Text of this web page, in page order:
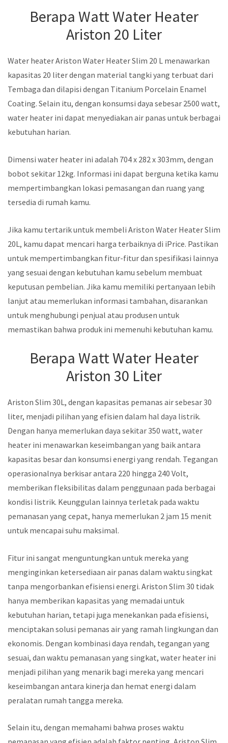
Berapa Watt Water Heater
Ariston 20 Liter
Water heater Ariston Water Heater Slim 20 L menawarkan
kapasitas 20 liter dengan material tangki yang terbuat dari
Tembaga dan dilapisi dengan Titanium Porcelain Enamel
Coating. Selain itu, dengan konsumsi daya sebesar 2500 watt,
water heater ini dapat menyediakan air panas untuk berbagai
kebutuhan harian.
Dimensi water heater ini adalah 704 x 282 x 303mm, dengan
bobot sekitar 12kg. Informasi ini dapat berguna ketika kamu
mempertimbangkan lokasi pemasangan dan ruang yang
tersedia di rumah kamu.
Jika kamu tertarik untuk membeli Ariston Water Heater Slim
20L, kamu dapat mencari harga terbaiknya di iPrice. Pastikan
untuk mempertimbangkan fitur-fitur dan spesifikasi lainnya
yang sesuai dengan kebutuhan kamu sebelum membuat
keputusan pembelian. Jika kamu memiliki pertanyaan lebih
lanjut atau memerlukan informasi tambahan, disarankan
untuk menghubungi penjual atau produsen untuk
memastikan bahwa produk ini memenuhi kebutuhan kamu.
Berapa Watt Water Heater
Ariston 30 Liter
Ariston Slim 30L, dengan kapasitas pemanas air sebesar 30
liter, menjadi pilihan yang efisien dalam hal daya listrik.
Dengan hanya memerlukan daya sekitar 350 watt, water
heater ini menawarkan keseimbangan yang baik antara
kapasitas besar dan konsumsi energi yang rendah. Tegangan
operasionalnya berkisar antara 220 hingga 240 Volt,
memberikan fleksibilitas dalam penggunaan pada berbagai
kondisi listrik. Keunggulan lainnya terletak pada waktu
pemanasan yang cepat, hanya memerlukan 2 jam 15 menit
untuk mencapai suhu maksimal.
Fitur ini sangat menguntungkan untuk mereka yang
menginginkan ketersediaan air panas dalam waktu singkat
tanpa mengorbankan efisiensi energi. Ariston Slim 30 tidak
hanya memberikan kapasitas yang memadai untuk
kebutuhan harian, tetapi juga menekankan pada efisiensi,
menciptakan solusi pemanas air yang ramah lingkungan dan
ekonomis. Dengan kombinasi daya rendah, tegangan yang
sesuai, dan waktu pemanasan yang singkat, water heater ini
menjadi pilihan yang menarik bagi mereka yang mencari
keseimbangan antara kinerja dan hemat energi dalam
peralatan rumah tangga mereka.
Selain itu, dengan memahami bahwa proses waktu